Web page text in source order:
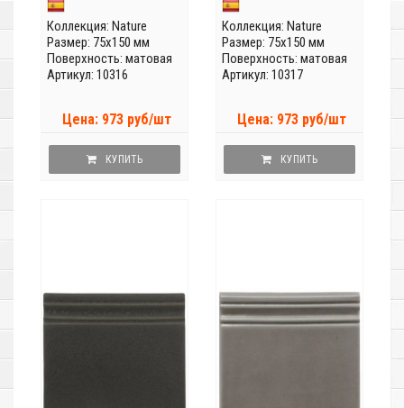
Коллекция: Nature
Размер: 75x150 мм
Поверхность: матовая
Артикул: 10316
Цена: 973 руб/шт
КУПИТЬ
Коллекция: Nature
Размер: 75x150 мм
Поверхность: матовая
Артикул: 10317
Цена: 973 руб/шт
КУПИТЬ